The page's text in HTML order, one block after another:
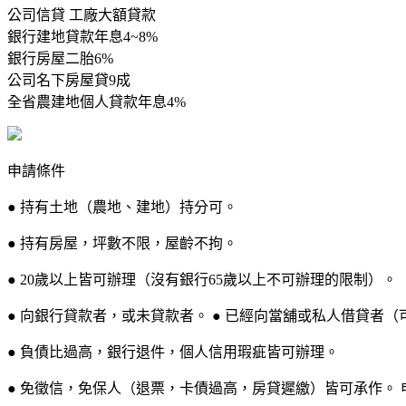
公司信貸 工廠大額貸款
銀行建地貸款年息4~8%
銀行房屋二胎6%
公司名下房屋貸9成
全省農建地個人貸款年息4%
申請條件
● 持有土地（農地、建地）持分可。
● 持有房屋，坪數不限，屋齡不拘。
● 20歲以上皆可辦理（沒有銀行65歲以上不可辦理的限制）。
● 向銀行貸款者，或未貸款者。 ● 已經向當舖或私人借貸者（
● 負債比過高，銀行退件，個人信用瑕疵皆可辦理。
● 免徵信，免保人（退票，卡債過高，房貸遲繳）皆可承作。